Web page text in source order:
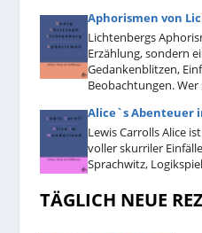
Aphorismen von
Lichtenbergs
Erzählung, sondern
Gedankenblitzen,
Beobachtungen.
Alice`s Abenteuer
Lewis Carrolls Alice
voller skurriler
Sprachwitz,
TÄGLICH NEUE